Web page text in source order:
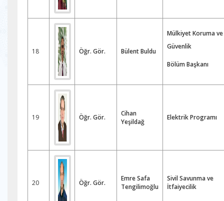
18 Öğr. Gör. Bülent Buldu
Mülkiyet Koruma ve
Güvenlik
Bölüm Başkanı
19 Öğr. Gör.
Cihan
Yeşildağ
Elektrik Programı
20 Öğr. Gör.
Emre Safa
Tengilimoğlu
Sivil Savunma ve
İtfaiyecilik